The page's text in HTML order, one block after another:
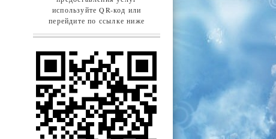
используйте QR-код или
перейдите по ссылке ниже